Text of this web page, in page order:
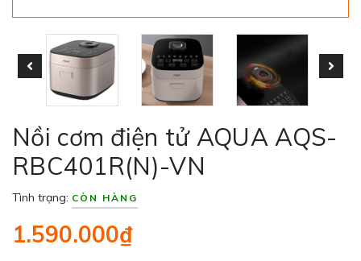
Nồi cơm điện tử AQUA AQS-
RBC401R(N)-VN
Tình trạng: CÒN HÀNG
1.590.000₫